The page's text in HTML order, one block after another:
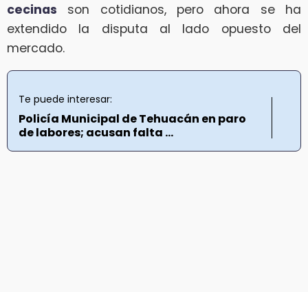
cecinas son cotidianos, pero ahora se ha
extendido la disputa al lado opuesto del
mercado.
Te puede interesar:
Policía Municipal de Tehuacán en paro
de labores; acusan falta ...